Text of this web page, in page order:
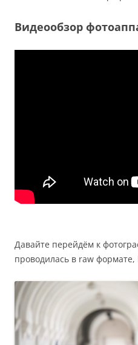
Видеообзор
Давайте перейдём к
проводилась в raw формате,